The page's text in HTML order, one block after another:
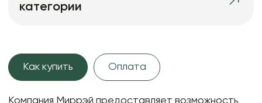
категории
Как купить Оплата
Компания Миррэй предоставляет возможность